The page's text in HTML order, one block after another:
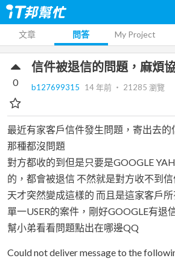
文章 問答 My Project
信件被退信的問題，麻煩
b127699315 14 年前 ‧ 21285 瀏覽
0
最近有家客戶信件發生問題，寄出去
那種都沒問題
對方都收的到但是只要是GOOGLE
的，都會被退信 不然就是對方收不到
天才突然變成這樣的 而且是這家客戶
單一USER的案件，剛好GOOGLE有退
幫小弟看看問題點出在哪邊QQ
Could not deliver message to the